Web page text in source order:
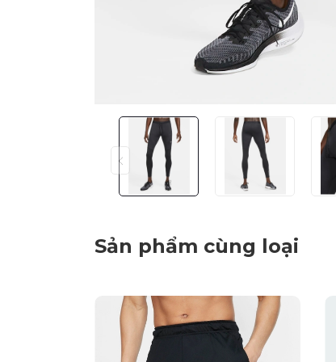
Sản phẩm cùng loại